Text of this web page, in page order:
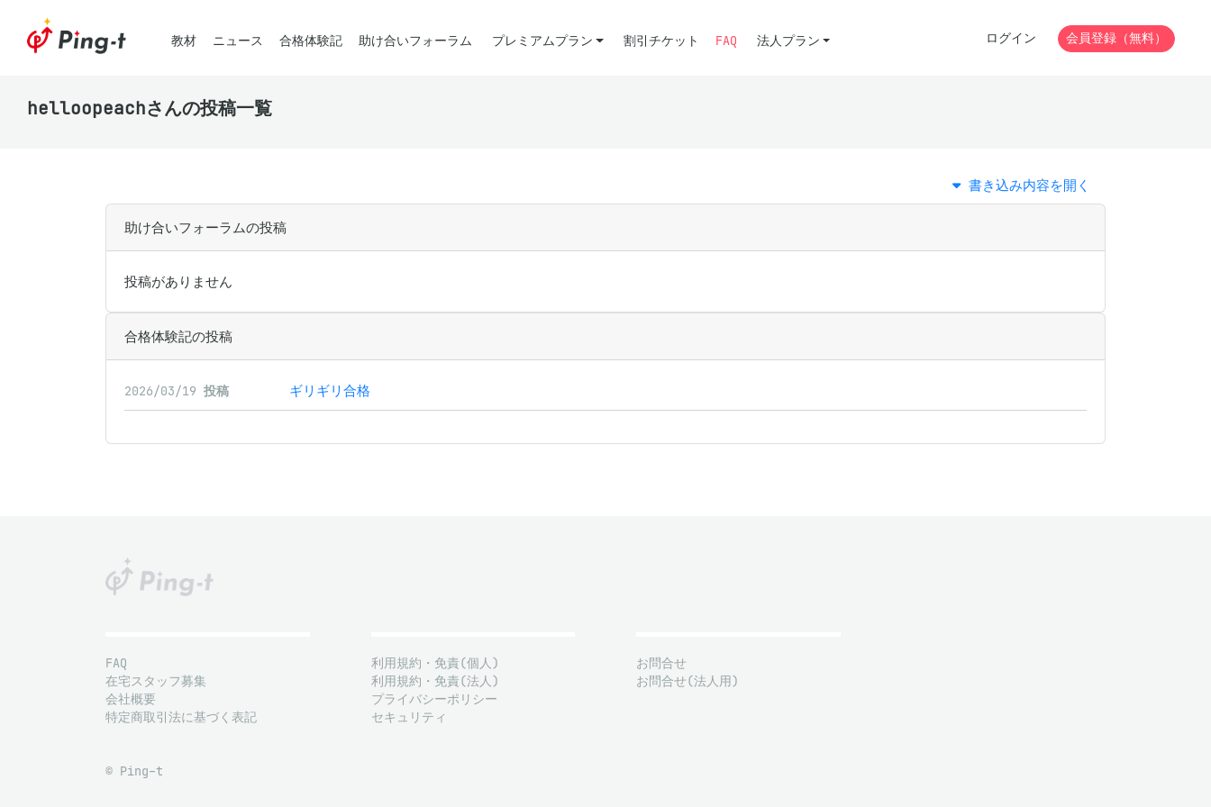
教材 ニュース 合格体験記 助け合いフォーラム プレミアムプラン 割引チケット FAQ 法人プラン ログイン 会員登録（無料）
helloopeachさんの投稿一覧
書き込み内容を開く
助け合いフォーラムの投稿
投稿がありません
合格体験記の投稿
2026/03/19 投稿 ギリギリ合格
FAQ
在宅スタッフ募集
会社概要
特定商取引法に基づく表記
利用規約・免責(個人)
利用規約・免責(法人)
プライバシーポリシー
セキュリティ
お問合せ
お問合せ(法人用)
© Ping-t